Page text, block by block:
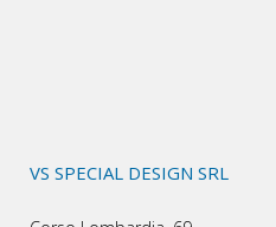
VS SPECIAL DESIGN SRL